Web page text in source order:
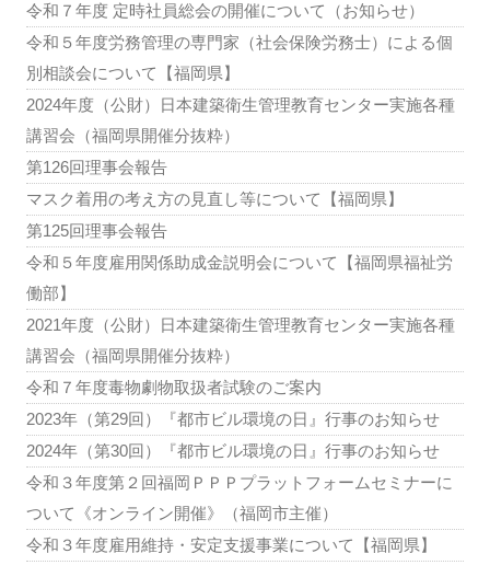
令和７年度 定時社員総会の開催について（お知らせ）
令和５年度労務管理の専門家（社会保険労務士）による個
別相談会について【福岡県】
2024年度（公財）日本建築衛生管理教育センター実施各種
講習会（福岡県開催分抜粋）
第126回理事会報告
マスク着用の考え方の見直し等について【福岡県】
第125回理事会報告
令和５年度雇用関係助成金説明会について【福岡県福祉労
働部】
2021年度（公財）日本建築衛生管理教育センター実施各種
講習会（福岡県開催分抜粋）
令和７年度毒物劇物取扱者試験のご案内
2023年（第29回）『都市ビル環境の日』行事のお知らせ
2024年（第30回）『都市ビル環境の日』行事のお知らせ
令和３年度第２回福岡ＰＰＰプラットフォームセミナーに
ついて《オンライン開催》（福岡市主催）
令和３年度雇用維持・安定支援事業について【福岡県】